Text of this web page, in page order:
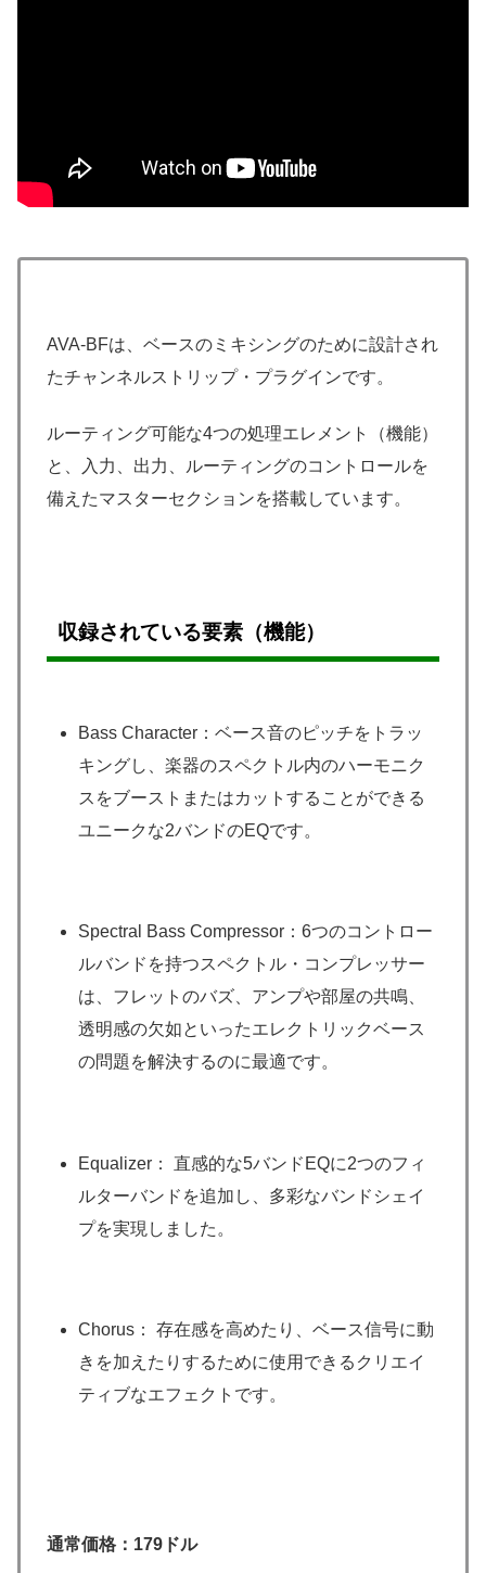
AVA-BFは、ベースのミキシングのために設計され
たチャンネルストリップ・プラグインです。
ルーティング可能な4つの処理エレメント（機能）
と、入力、出力、ルーティングのコントロールを
備えたマスターセクションを搭載しています。
収録されている要素（機能）
Bass Character：ベース音のピッチをトラッ
キングし、楽器のスペクトル内のハーモニク
スをブーストまたはカットすることができる
ユニークな2バンドのEQです。
Spectral Bass Compressor：6つのコントロー
ルバンドを持つスペクトル・コンプレッサー
は、フレットのバズ、アンプや部屋の共鳴、
透明感の欠如といったエレクトリックベース
の問題を解決するのに最適です。
Equalizer： 直感的な5バンドEQに2つのフィ
ルターバンドを追加し、多彩なバンドシェイ
プを実現しました。
Chorus： 存在感を高めたり、ベース信号に動
きを加えたりするために使用できるクリエイ
ティブなエフェクトです。
通常価格：179ドル